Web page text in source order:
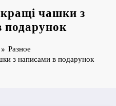
чашки з
подарунок
Разное
з написами в подарунок